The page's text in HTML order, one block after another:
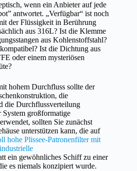
wenn ein Anbieter auf jede
antwortet. „Verfügbar“ ist noch
der Flüssigkeit in Berührung
aus 316L? Ist die Klemme
aus Kohlenstoffstahl?
Ist die Dichtung aus
oder einem mysteriösen
hohem Durchfluss sollte der
die
die Durchflussverteilung
System großformatige
sollten Sie zunächst
unterstützen kann, die auf
hohe Plissee-Patronenfilter mit
ein gewöhnliches Schiff zu einer
es niemals konzipiert wurde.